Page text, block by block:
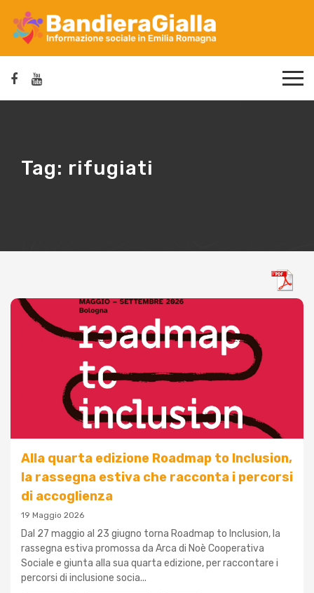
Tag: rifugiati
Alla quarta edizione Roadmap to Inclusion,
la rassegna estiva che racconta i percorsi
di accoglienza
19 Maggio 2026
Dal 27 maggio al 23 giugno torna Roadmap to Inclusion, la
rassegna estiva promossa da Arca di Noè Cooperativa
Sociale e giunta alla sua quarta edizione, per raccontare i
percorsi di inclusione socia...